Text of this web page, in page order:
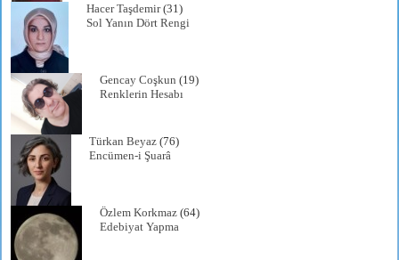
Hacer Taşdemir(31)
Sol Yanın Dört Rengi
Gencay Coşkun (19)
Renklerin Hesabı
Türkan Beyaz (76)
Encümen-i Şuarâ
Özlem Korkmaz (64)
Edebiyat Yapma